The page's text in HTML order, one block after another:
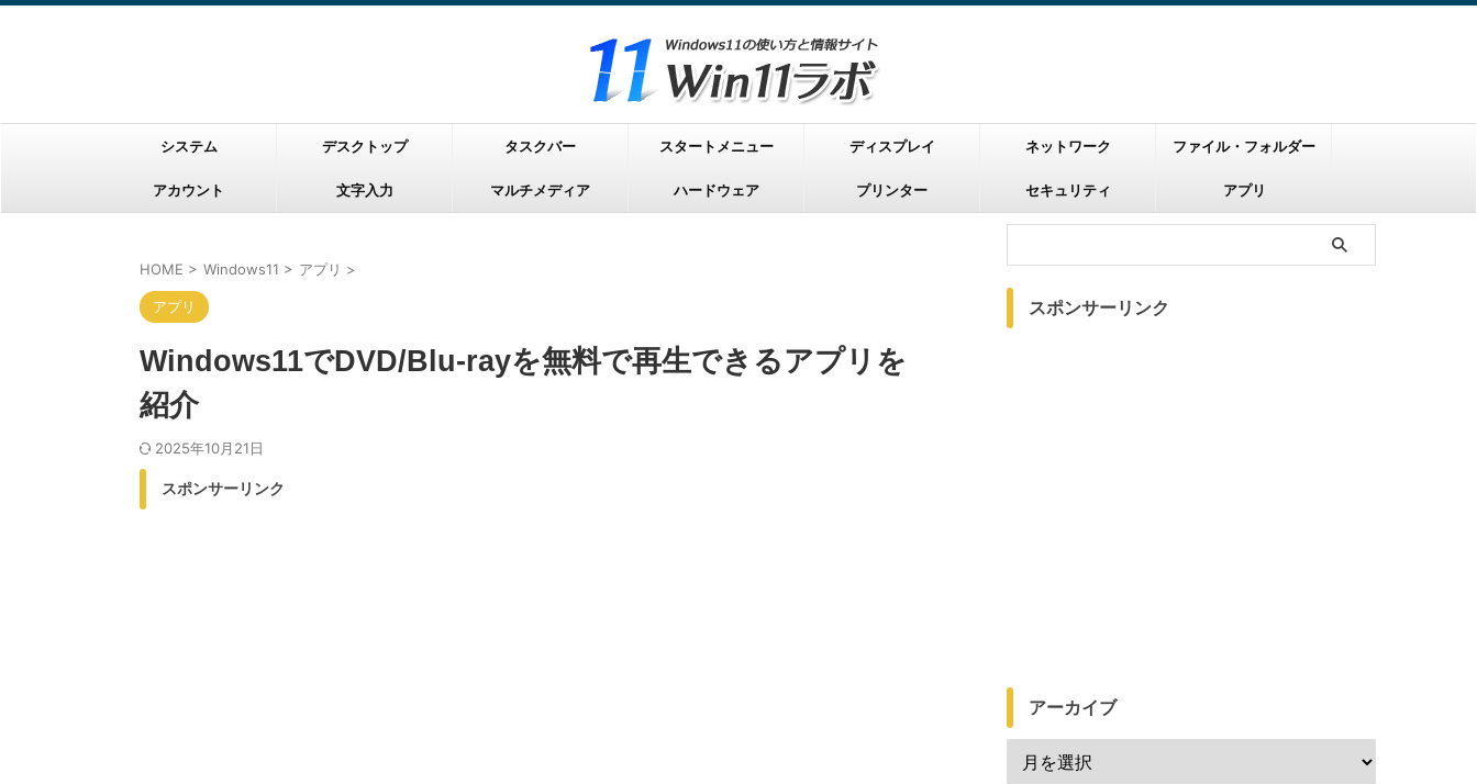
システム デスクトップ タスクバー スタートメニュー ディスプレイ ネットワーク ファイル・フォルダー
アカウント 文字入力 マルチメディア ハードウェア プリンター セキュリティ アプリ
HOME > Windows11 > アプリ >
アプリ
Windows11でDVD/Blu-rayを無料で再生できるアプリを
紹介
2025年10月21日
スポンサーリンク
スポンサーリンク
アーカイブ